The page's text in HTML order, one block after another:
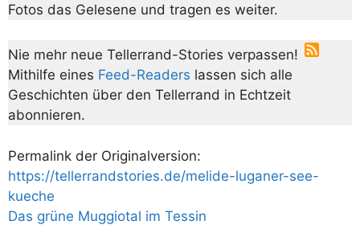
Fotos das Gelesene und tragen es weiter.
Nie mehr neue Tellerrand-Stories verpassen!
Mithilfe eines Feed-Readers lassen sich alle
Geschichten über den Tellerrand in Echtzeit
abonnieren.
Permalink der Originalversion:
https://tellerrandstories.de/melide-luganer-see-
kueche
Das grüne Muggiotal im Tessin